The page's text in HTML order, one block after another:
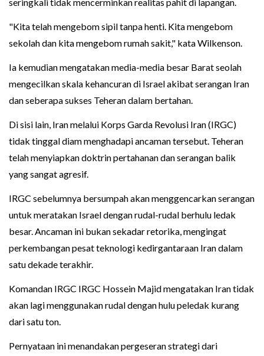
"Kita telah mengebom sipil tanpa henti. Kita mengebom
sekolah dan kita mengebom rumah sakit," kata Wilkenson.
Ia kemudian mengatakan media-media besar Barat seolah
mengecilkan skala kehancuran di Israel akibat serangan Iran
dan seberapa sukses Teheran dalam bertahan.
Di sisi lain, Iran melalui Korps Garda Revolusi Iran (IRGC)
tidak tinggal diam menghadapi ancaman tersebut. Teheran
telah menyiapkan doktrin pertahanan dan serangan balik
yang sangat agresif.
IRGC sebelumnya bersumpah akan menggencarkan serangan
untuk meratakan Israel dengan rudal-rudal berhulu ledak
besar. Ancaman ini bukan sekadar retorika, mengingat
perkembangan pesat teknologi kedirgantaraan Iran dalam
satu dekade terakhir.
Komandan IRGC IRGC Hossein Majid mengatakan Iran tidak
akan lagi menggunakan rudal dengan hulu peledak kurang
dari satu ton.
Pernyataan ini menandakan pergeseran strategi dari